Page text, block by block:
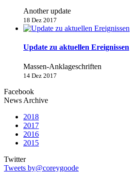
Another update
18 Dez 2017
Update zu aktuellen Ereignissen
Massen-Anklageschriften
14 Dez 2017
Facebook
News Archive
2018
2017
2016
2015
Twitter
Tweets by@coreygoode